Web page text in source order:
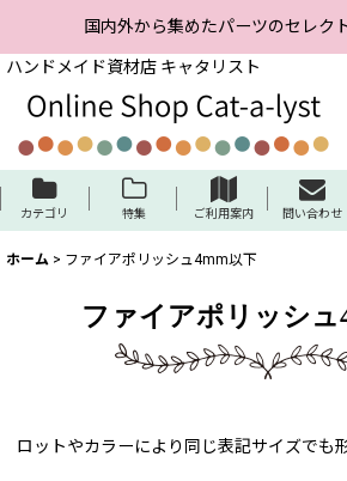
国内外から集めたパーツのセレク
ハンドメイド資材店 キャタリスト
カテゴリ 特集 ご利用案内 問い合わせ
ホーム > ファイアポリッシュ4mm以下
ファイアポリッシュ
ロットやカラーにより同じ表記サイズでも